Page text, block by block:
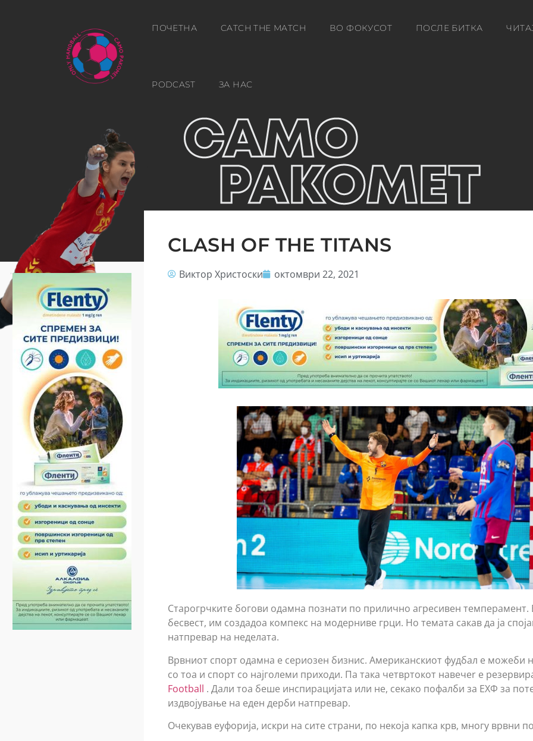
ПОЧЕТНА CATCH THE MATCH ВО ФОКУСОТ ПОСЛЕ БИТКА
PODCAST ЗА НАС
CLASH OF THE TITANS
Виктор Христоски октомври 22, 2021
Старогрчките богови одамна познати по прилично агресивен темперамент.
бесвест, им создадоа компекс на модерниве грци. Но темата сакав да ја
натпревар на неделата.
Врвниот спорт одамна е сериозен бизнис. Американскиот фудбал е можеби
со тоа и спорт со најголеми приходи. Па така четвртокот навечеr е
Football . Дали тоа беше инспирацијата или не, секако пофалби за ЕХФ за
издвојување на еден дерби натпревар.
Очекував еуфорија, искри на сите страни, по некоја капка крв, многу врвни